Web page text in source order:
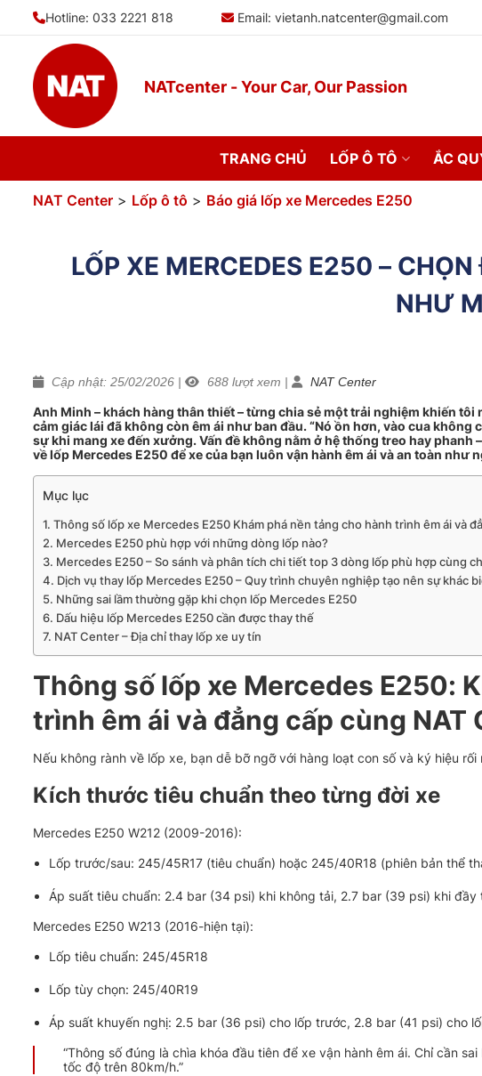
Hotline: 033 2221 818 Email: vietanh.natcenter@gmail.com
NATcenter - Your Car, Our Passion
TRANG CHỦ LỐP Ô TÔ ẮC
NAT Center > Lốp ô tô > Báo giá lốp xe Mercedes E250
LỐP XE MERCEDES E250 –
NHƯ
Cập nhật: 25/02/2026 | 688 lượt xem | NAT Center
Anh Minh – khách hàng thân thiết – từng chia sẻ một trải nghiệm khiến
cảm giác lái đã không còn êm ái như ban đầu. “Nó ồn hơn, vào cua
sự khi mang xe đến xưởng.Vấn đề không nằm ở hệ thống treo hay phanh
về lốp Mercedes E250 để xe của bạn luôn vận hành êm ái và an toàn như
Mục lục
Thông số lốp xe Mercedes E250 Khám phá nền tảng cho hành trình êm ái và
Mercedes E250 phù hợp với những dòng lốp nào?
Mercedes E250 – So sánh và phân tích chi tiết top 3 dòng lốp phù hợp cùng
Dịch vụ thay lốp Mercedes E250 – Quy trình chuyên nghiệp tạo nên sự khác
Những sai lầm thường gặp khi chọn lốp Mercedes E250
Dấu hiệu lốp Mercedes E250 cần được thay thế
NAT Center – Địa chỉ thay lốp xe uy tín
Thông số lốp xe Mercedes E250:
trình êm ái và đẳng cấp cùng NAT
Nếu không rành về lốp xe, bạn dễ bỡ ngỡ với hàng loạt con số và ký hiệu
Kích thước tiêu chuẩn theo từng đời xe
Mercedes E250 W212 (2009-2016):
Lốp trước/sau: 245/45R17 (tiêu chuẩn) hoặc 245/40R18 (phiên bản thể
Áp suất tiêu chuẩn: 2.4 bar (34 psi) khi không tải, 2.7 bar (39 psi) khi đầy
Mercedes E250 W213 (2016-hiện tại):
Lốp tiêu chuẩn: 245/45R18
Lốp tùy chọn: 245/40R19
Áp suất khuyến nghị: 2.5 bar (36 psi) cho lốp trước, 2.8 bar (41 psi) cho
“Thông số đúng là chìa khóa đầu tiên để xe vận hành êm ái. Chỉ cần
tốc độ trên 80km/h.”